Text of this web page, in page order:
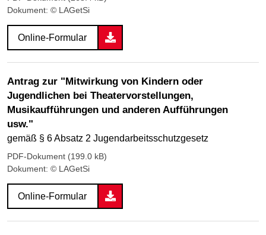
Dokument: © LAGetSi
Online-Formular
Antrag zur "Mitwirkung von Kindern oder
Jugendlichen bei Theatervorstellungen,
Musikaufführungen und anderen Aufführungen
usw."
gemäß § 6 Absatz 2 Jugendarbeitsschutzgesetz
PDF-Dokument (199.0 kB)
Dokument: © LAGetSi
Online-Formular